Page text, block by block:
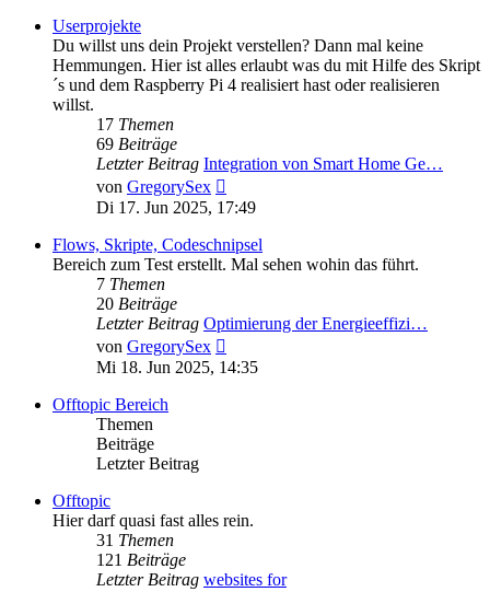
Userprojekte
Du willst uns dein Projekt verstellen? Dann mal keine
Hemmungen. Hier ist alles erlaubt was du mit Hilfe des Skript
´s und dem Raspberry Pi 4 realisiert hast oder realisieren
willst.
17 Themen
69 Beiträge
Letzter Beitrag Integration von Smart Home Ge…
von GregorySex
Beitrag
Di 17. Jun 2025, 17:49
Flows, Skripte, Codeschnipsel
Bereich zum Test erstellt. Mal sehen wohin das führt.
7 Themen
20 Beiträge
Letzter Beitrag Optimierung der Energieeffizi…
von GregorySex
Beitrag
Mi 18. Jun 2025, 14:35
Offtopic Bereich
Themen
Beiträge
Letzter Beitrag
Offtopic
Hier darf quasi fast alles rein.
31 Themen
121 Beiträge
Letzter Beitrag websites for